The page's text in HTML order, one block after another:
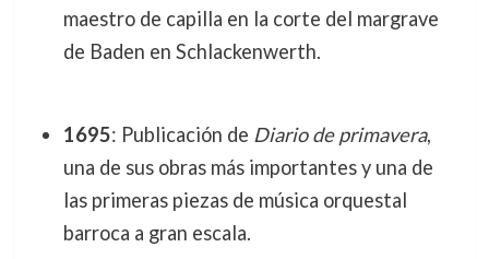
maestro de capilla en la corte del margrave
de Baden en Schlackenwerth.
1695: Publicación de Diario de primavera,
una de sus obras más importantes y una de
las primeras piezas de música orquestal
barroca a gran escala.